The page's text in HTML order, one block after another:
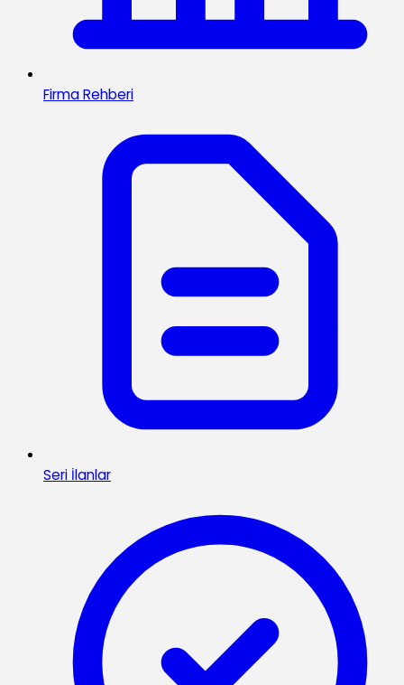
Firma Rehberi
Seri İlanlar